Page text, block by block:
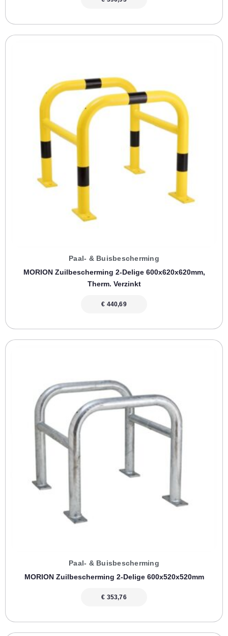
Paal- & Buisbescherming
MORION Zuilbescherming 2-Delige 600x620x620mm,
Therm. Verzinkt
€ 440,69
Paal- & Buisbescherming
MORION Zuilbescherming 2-Delige 600x520x520mm
€ 353,76